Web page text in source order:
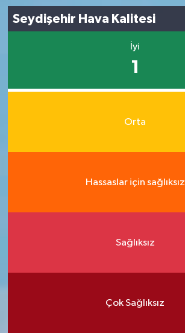
Seydişehir Hava Kalitesi
İyi
1
Orta
Hassaslar için sağlıksız
Sağlıksız
Çok Sağlıksız